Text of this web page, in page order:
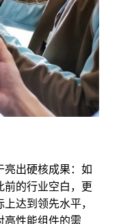
亮出硬核成果：如
前的行业空白，更
达到领先水平，
高性能组件的需